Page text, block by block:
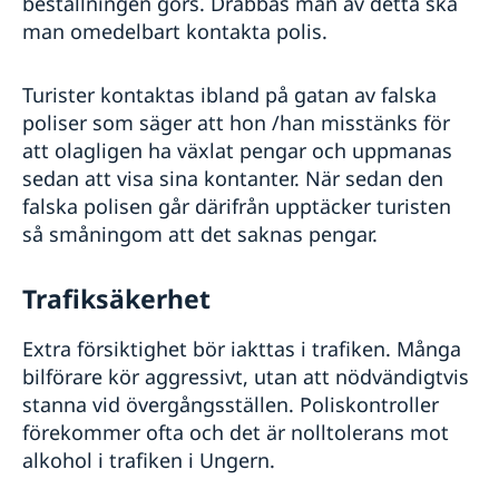
man omedelbart kontakta polis.
Turister kontaktas ibland på gatan av falska
poliser som säger att hon /han misstänks för
att olagligen ha växlat pengar och uppmanas
sedan att visa sina kontanter. När sedan den
falska polisen går därifrån upptäcker turisten
så småningom att det saknas pengar.
Trafiksäkerhet
Extra försiktighet bör iakttas i trafiken. Många
bilförare kör aggressivt, utan att nödvändigtvis
stanna vid övergångsställen. Poliskontroller
förekommer ofta och det är nolltolerans mot
alkohol i trafiken i Ungern.